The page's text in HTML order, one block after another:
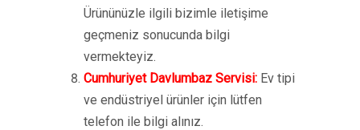
Ürününüzle ilgili bizimle iletişime
geçmeniz sonucunda bilgi
vermekteyiz.
Cumhuriyet Davlumbaz Servisi: Ev tipi
ve endüstriyel ürünler için lütfen
telefon ile bilgi alınız.